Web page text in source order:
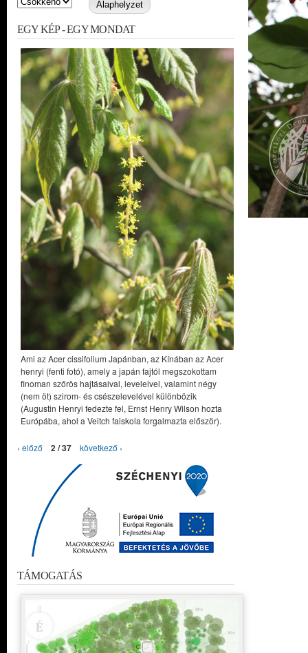
EGY KÉP - EGY MONDAT
Ami az Acer cissifolium Japánban, az Kínában az Acer
henryi (fenti fotó), amely a japán fajtól megszokottam
finoman szőrös hajtásaival, leveleivel, valamint négy
(nem öt) szirom- és csészelevelével különbözik
(Augustin Henryi fedezte fel, Ernst Henry Wilson hozta
Európába, ahol a Veitch faiskola forgalmazta először).
‹ előző 2 / 37 következő ›
TÁMOGATÁS